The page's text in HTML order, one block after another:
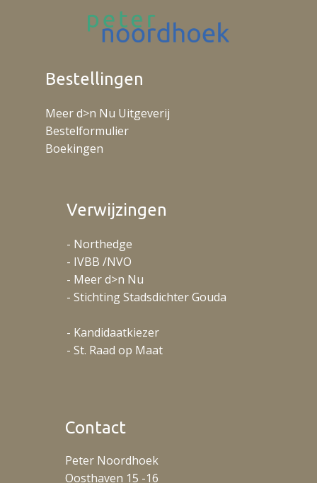
Bestellingen
Meer d>n Nu Uitgeverij
Bestelformulier
Boekingen
Verwijzingen
- Northedge
- IVBB /NVO
- Meer d>n Nu
- Stichting Stadsdichter Gouda
- Kandidaatkiezer
- St. Raad op Maat
Contact
Peter Noordhoek
Oosthaven 15 -16